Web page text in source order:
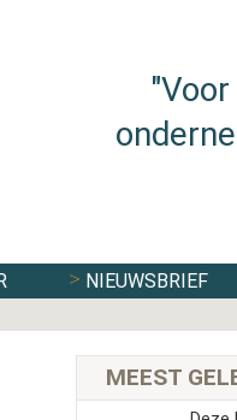
NIEUWSBRIEF
MEEST